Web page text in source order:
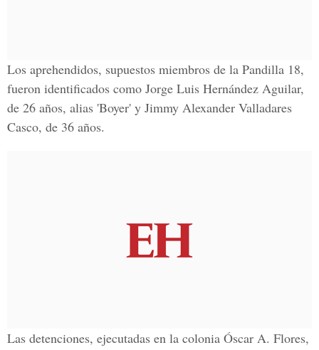
Los aprehendidos, supuestos miembros de la Pandilla 18,
fueron identificados como Jorge Luis Hernández Aguilar,
de 26 años, alias 'Boyer' y Jimmy Alexander Valladares
Casco, de 36 años.
Las detenciones, ejecutadas en la colonia Óscar A. Flores,